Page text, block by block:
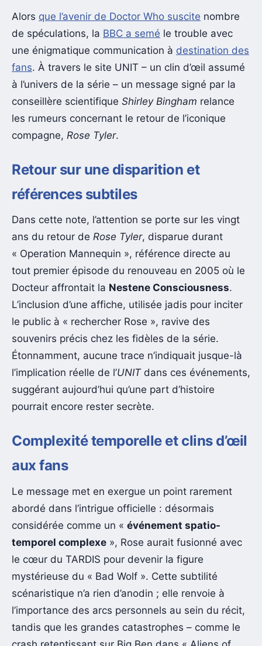
Alors que l’avenir de Doctor Who suscite nombre
de spéculations, la BBC a semé le trouble avec
une énigmatique communication à destination des
fans. À travers le site UNIT – un clin d’œil assumé
à l’univers de la série – un message signé par la
conseillère scientifique Shirley Bingham relance
les rumeurs concernant le retour de l’iconique
compagne, Rose Tyler.
Retour sur une disparition et
références subtiles
Dans cette note, l’attention se porte sur les vingt
ans du retour de Rose Tyler, disparue durant
« Operation Mannequin », référence directe au
tout premier épisode du renouveau en 2005 où le
Docteur affrontait la Nestene Consciousness.
L’inclusion d’une affiche, utilisée jadis pour inciter
le public à « rechercher Rose », ravive des
souvenirs précis chez les fidèles de la série.
Étonnamment, aucune trace n’indiquait jusque-là
l’implication réelle de l’UNITdans ces événements,
suggérant aujourd’hui qu’une part d’histoire
pourrait encore rester secrète.
Complexité temporelle et clins d’œil
aux fans
Le message met en exergue un point rarement
abordé dans l’intrigue officielle : désormais
considérée comme un « événement spatio-
temporel complexe », Rose aurait fusionné avec
le cœur du TARDIS pour devenir la figure
mystérieuse du « Bad Wolf ». Cette subtilité
scénaristique n’a rien d’anodin ; elle renvoie à
l’importance des arcs personnels au sein du récit,
tandis que les grandes catastrophes – comme le